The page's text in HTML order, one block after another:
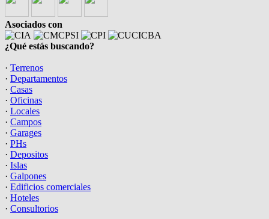
Asociados con
¿Qué estás buscando?
· Terrenos
· Departamentos
· Casas
· Oficinas
· Locales
· Campos
· Garages
· PHs
· Depositos
· Islas
· Galpones
· Edificios comerciales
· Hoteles
· Consultorios